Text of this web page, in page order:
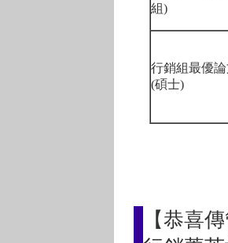
組)
行銷組最優
(碩士)
【恭喜